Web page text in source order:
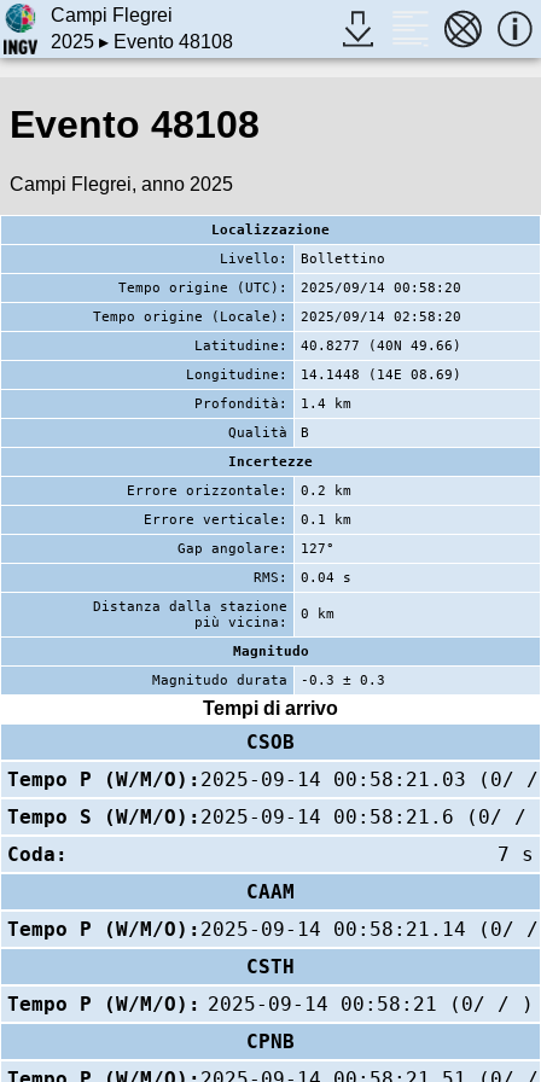
Campi Flegrei
2025▸ Evento 48108
Evento 48108
Campi Flegrei, anno 2025
Localizzazione
Livello:
Bollettino
Tempo origine (UTC):
2025/09/14 00:58:20
Tempo origine (Locale):
2025/09/14 02:58:20
Latitudine:
40.8277 (40N 49.66)
Longitudine:
14.1448 (14E 08.69)
Profondità:
1.4 km
Qualità
B
Incertezze
Errore orizzontale:
0.2 km
Errore verticale:
0.1 km
Gap angolare:
127°
RMS:
0.04 s
Distanza dalla stazione
più vicina:
0 km
Magnitudo
Magnitudo durata
-0.3 ± 0.3
Tempi di arrivo
CSOB
Tempo P (W/M/O): 2025-09-14 00:58:21.03 (0/
Tempo S (W/M/O): 2025-09-14 00:58:21.6 (0/ /
Coda:
7 s
CAAM
Tempo P (W/M/O): 2025-09-14 00:58:21.14 (0/
CSTH
Tempo P (W/M/O): 2025-09-14 00:58:21 (0/ / )
CPNB